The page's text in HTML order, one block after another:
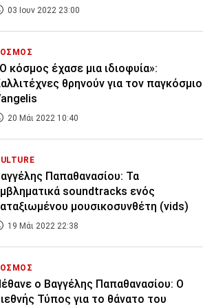
03 Ιουν 2022 23:00
κόσμος έχασε μια ιδιοφυία»:
θρηνούν για τον παγκόσμιο
20 Μάι 2022 10:40
Παπαθανασίου: Τα
soundtracks ενός
μουσικοσυνθέτη (vids)
19 Μάι 2022 22:38
ο Βαγγέλης Παπαθανασίου: Ο
Τύπος για το θάνατο του